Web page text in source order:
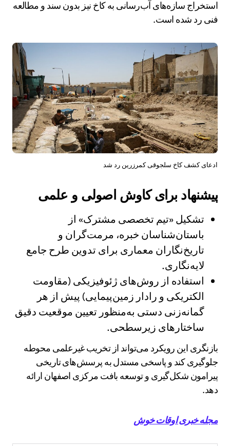
استخراج سازه‌های آب‌رسانی به کاخ نیز بدون سند و مطالعه
فنی رد شده است.
ادعای کشف کاخ سلجوقی کمرزرین رد شد
پیشنهاد برای کاوش اصولی و علمی
تشکیل «تیم تخصصی مشترک» از
باستان‌شناسان خبره، مرمت‌گران و
تاریخ‌نگاران معماری برای تدوین طرح جامع
لایه‌نگاری.
استفاده از روش‌های ژئوفیزیکی (مقاومت
الکتریکی و رادار زمین‌پیمایی) پیش از هر
گمانه‌زنی دستی به‌منظور تعیین موقعیت دقیق
ساختارهای زیرسطحی.
بازنگری این رویکرد می‌تواند از تخریب غیرعلمی محوطه
جلوگیری کند و پاسخی مستدل به پرسش‌های تاریخی
پیرامون شکل‌گیری و توسعه بافت مرکزی اصفهان ارائه
دهد.
مجله خبری اوقات خوش